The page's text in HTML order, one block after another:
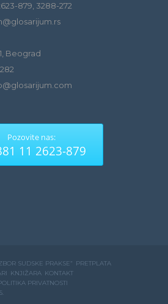
879, 3288-272
Beograd
Pozovite nas:
11 2623-879
SUDSKE PRAKSE” PRETPLATA
KNJIŽARA KONTAKT
PRIVATNOSTI